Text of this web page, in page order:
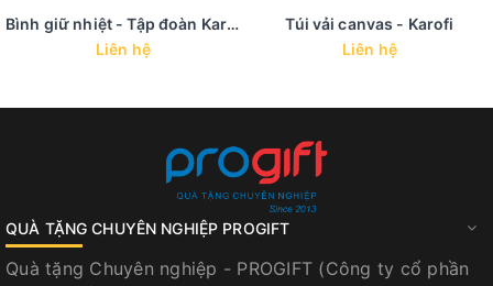
Bình giữ nhiệt - Tập đoàn Karofi
Liên hệ
Túi vải canvas - Karofi
Liên hệ
QUÀ TẶNG CHUYÊN NGHIỆP PROGIFT
Quà tặng Chuyên nghiệp - PROGIFT (Công ty cổ phần